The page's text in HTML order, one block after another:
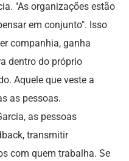
"As organizações estão
em conjunto". Isso
companhia, ganha
dentro do próprio
Aquele que veste a
as pessoas.
as pessoas
transmitir
com quem trabalha. Se